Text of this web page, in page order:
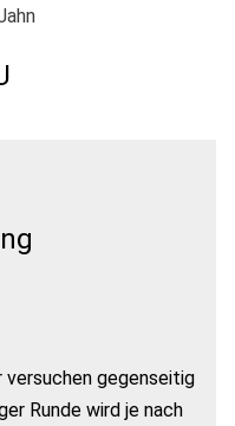
versuchen gegenseitig
Runde wird je nach